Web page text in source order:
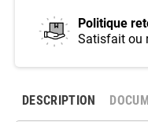
Politique
Satisfait ou
DESCRIPTION